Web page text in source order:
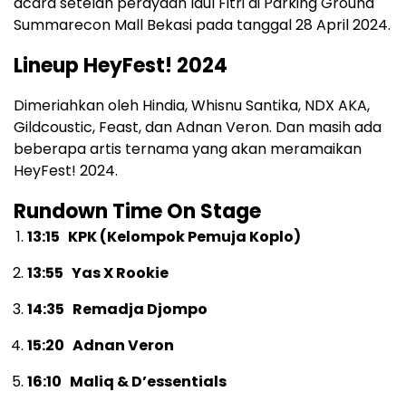
Summarecon Mall Bekasi pada tanggal 28 April 2024.
Lineup HeyFest! 2024
Dimeriahkan oleh Hindia, Whisnu Santika, NDX AKA,
Gildcoustic, Feast, dan Adnan Veron. Dan masih ada
beberapa artis ternama yang akan meramaikan
HeyFest! 2024.
Rundown Time On Stage
13:15 KPK (Kelompok Pemuja Koplo)
13:55 Yas X Rookie
14:35 Remadja Djompo
15:20 Adnan Veron
16:10 Maliq & D’essentials